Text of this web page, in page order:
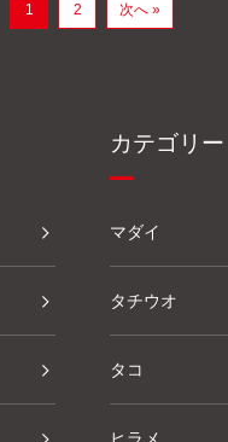
1 2 次へ »
カテゴリー
マダイ
タチウオ
タコ